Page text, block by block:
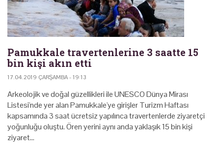
Pamukkale travertenlerine 3 saatte 15
bin kişi akın etti
17.04.2019 ÇARŞAMBA - 19:13
Arkeolojik ve doğal güzellikleri ile UNESCO Dünya Mirası
Listesi'nde yer alan Pamukkale'ye girişler Turizm Haftası
kapsamında 3 saat ücretsiz yapılınca travertenlerde ziyaretçi
yoğunluğu oluştu. Ören yerini aynı anda yaklaşık 15 bin kişi
ziyaret…